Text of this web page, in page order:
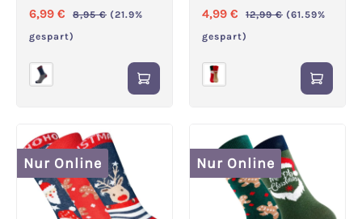
Verkaufspreis:
6,99 € Regulärer Preis:
8,95 € (21.9%
gespart)
Verkaufspreis:
4,99 € Regulärer Preis:
12,99 € (61.59%
gespart)
Nur Online Nur Online